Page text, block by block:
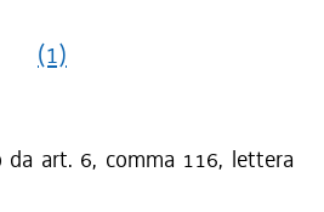
(1)
art. 6, comma 116, lettera